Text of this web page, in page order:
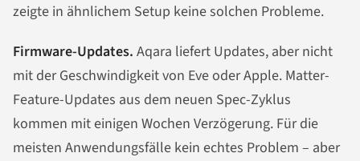
zeigte in ähnlichem Setup keine solchen Probleme.
Firmware-Updates. Aqara liefert Updates, aber nicht
mit der Geschwindigkeit von Eve oder Apple. Matter-
Feature-Updates aus dem neuen Spec-Zyklus
kommen mit einigen Wochen Verzögerung. Für die
meisten Anwendungsfälle kein echtes Problem – aber